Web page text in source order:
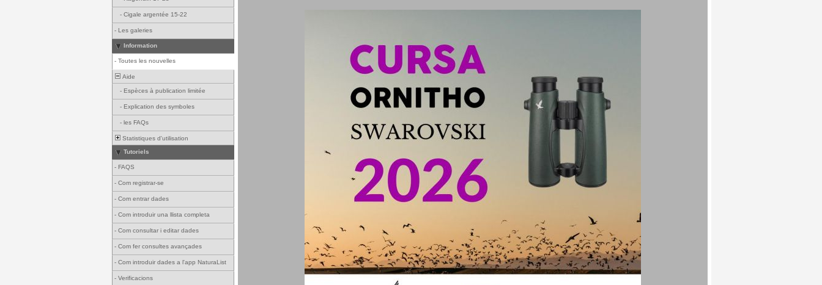
- Cigale argentée 15-22
- Les galeries
Information
- Toutes les nouvelles
Aide
- Espèces à publication limitée
- Explication des symboles
- les FAQs
Statistiques d'utilisation
Tutoriels
- FAQS
- Com registrar-se
- Com entrar dades
- Com introduir una llista completa
- Com consultar i editar dades
- Com fer consultes avançades
- Com introduir dades a l'app NaturaList
- Verificacions